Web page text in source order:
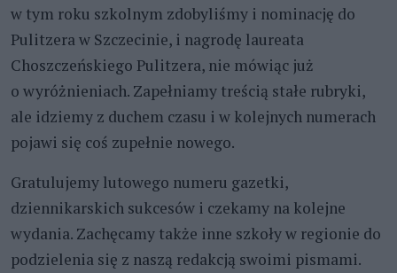
w tym roku szkolnym zdobyliśmy i nominację do
Pulitzera w Szczecinie, i nagrodę laureata
Choszczeńskiego Pulitzera, nie mówiąc już
o wyróżnieniach. Zapełniamy treścią stałe rubryki,
ale idziemy z duchem czasu i w kolejnych numerach
pojawi się coś zupełnie nowego.
Gratulujemy lutowego numeru gazetki,
dziennikarskich sukcesów i czekamy na kolejne
wydania. Zachęcamy także inne szkoły w regionie do
podzielenia się z naszą redakcją swoimi pismami.